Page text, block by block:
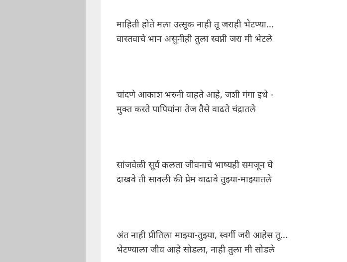
माहिती होते मला उत्सूक नाही तू जराही भेटण्या...
वास्तवाचे भान असुनीही तुला स्वप्नी जरा मी भेटले
चांदणे आकाश भरुनी वाहते आहे, जशी गंगा इथे -
मुक्त करते पापियांना तेज तैसे वाढते चंद्रातले
सांजवेळी सूर्य कलता जीवनाचे भाष्यही समजून घे
दाखवे ती सावली की प्रेम वाढावे तुझ्या-माझ्यातले
अंत नाही प्रीतिला माझ्या-तुझ्या, स्वर्गी जरी आहेस तू...
भेटण्याला जीव आहे सोडला, नाही तुला मी सोडले